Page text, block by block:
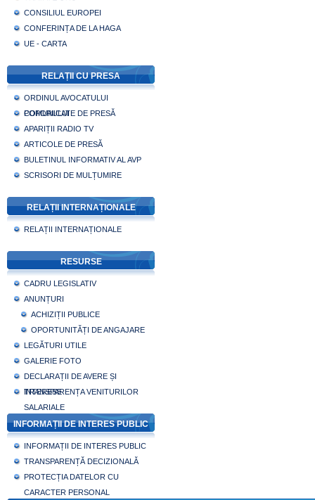
CONSILIUL EUROPEI
CONFERINȚA DE LA HAGA
UE - CARTA
RELAȚII CU PRESA
ORDINUL AVOCATULUI
POPORULUI
COMUNICATE DE PRESĂ
APARIȚII RADIO TV
ARTICOLE DE PRESĂ
BULETINUL INFORMATIV AL AVP
SCRISORI DE MULȚUMIRE
RELAȚII INTERNAȚIONALE
RELAȚII INTERNAȚIONALE
RESURSE
CADRU LEGISLATIV
ANUNȚURI
ACHIZIȚII PUBLICE
OPORTUNITĂȚI DE ANGAJARE
LEGĂTURI UTILE
GALERIE FOTO
DECLARAȚII DE AVERE ȘI
INTERESE
TRANSPARENȚA VENITURILOR
SALARIALE
INFORMAȚII DE INTERES PUBLIC
INFORMAȚII DE INTERES PUBLIC
TRANSPARENȚĂ DECIZIONALĂ
PROTECȚIA DATELOR CU
CARACTER PERSONAL